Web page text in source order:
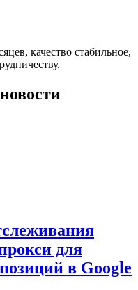
качество стабильное,
для
в Google